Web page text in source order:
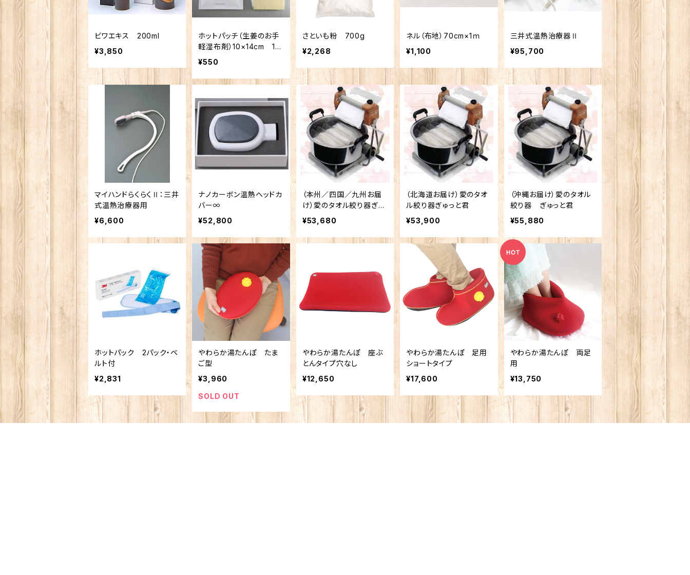
ビワエキス 200ml
¥3,850
ホットパッチ（生姜のお手
軽湿布剤）10×14cm 10
枚
¥550
さといも粉 700g
¥2,268
ネル（布地）70cm×1ｍ
¥1,100
三井式温熱治療器Ⅱ
¥95,700
マイハンドらくらくⅡ：三井
式温熱治療器用
¥6,600
ナノカーボン温熱ヘッドカ
バー∞
¥52,800
（本州／四国／九州お届
け）愛のタオル絞り器ぎゅ
っと君
¥53,680
（北海道お届け）愛のタオ
ル絞り器ぎゅっと君
¥53,900
（沖縄お届け）愛のタオル
絞り器 ぎゅっと君
¥55,880
ホットパック 2パック・ベ
ルト付
¥2,831
やわらか湯たんぽ たま
ご型
¥3,960
SOLD OUT
やわらか湯たんぽ 座ぶ
とんタイプ穴なし
¥12,650
やわらか湯たんぽ 足用
ショートタイプ
¥17,600
やわらか湯たんぽ 両足
用
¥13,750